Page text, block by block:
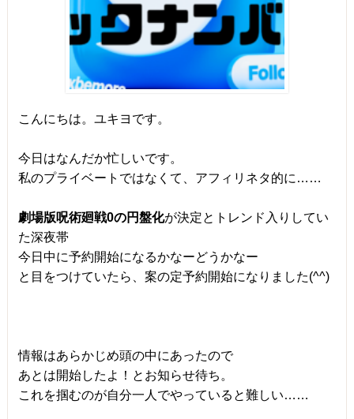
こんにちは。ユキヨです。
今日はなんだか忙しいです。
私のプライベートではなくて、アフィリネタ的に……
劇場版呪術廻戦0の円盤化が決定とトレンド入りしてい
た深夜帯
今日中に予約開始になるかなーどうかなー
と目をつけていたら、案の定予約開始になりました(^^)
情報はあらかじめ頭の中にあったので
あとは開始したよ！とお知らせ待ち。
これを掴むのが自分一人でやっていると難しい……